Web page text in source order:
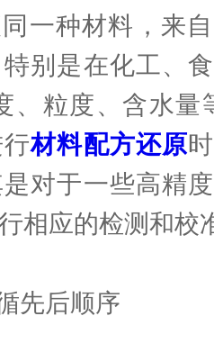
种材料，来自
别是在化工、
、粒度、含水量
材料配方还原
对于一些高精
相应的检测和校
后顺序